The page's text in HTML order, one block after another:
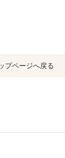
プページへ戻る